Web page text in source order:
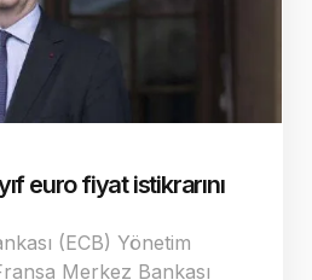
euro fiyat istikrarını
(ECB) Yönetim
Merkez Bankası